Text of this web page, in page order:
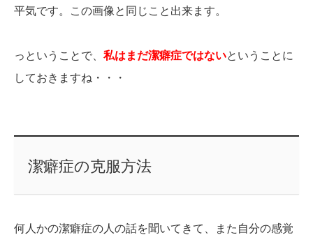
平気です。この画像と同じこと出来ます。
っということで、 私はまだ潔癖症ではないということに
しておきますね・・・
潔癖症の克服方法
何人かの潔癖症の人の話を聞いてきて、また自分の感覚